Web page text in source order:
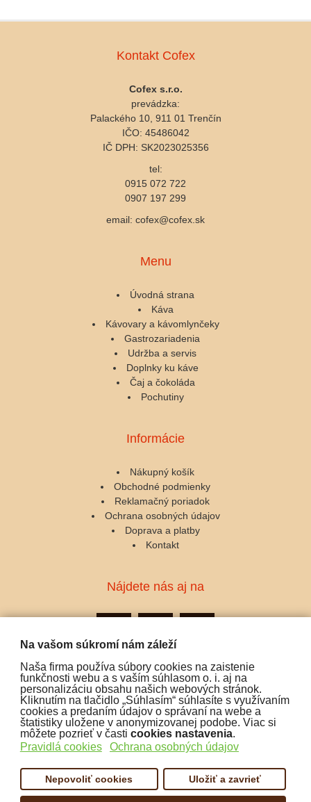
Na vašom súkromí nám záleží
Naša firma používa súbory cookies na zaistenie
funkčnosti webu a s vaším súhlasom o. i. aj na
personalizáciu obsahu našich webových stránok.
Kliknutím na tlačidlo „Súhlasím“ súhlasíte s využívaním
cookies a predaním údajov o správaní na webe a
štatistiky uložene v anonymizovanej podobe. Viac si
môžete pozrieť v časti cookies nastavenia.
Pravidlá cookies
Ochrana osobných údajov
Nepovoliť cookies Uložiť a zavrieť
Kontakt Cofex
Cofex s.r.o.
prevádzka:
Palackého 10, 911 01 Trenčín
IČO: 45486042
IČ DPH: SK2023025356
tel:
0915 072 722
0907 197 299
email: cofex@cofex.sk
Menu
Úvodná strana
Káva
Kávovary a kávomlynčeky
Gastrozariadenia
Udržba a servis
Doplnky ku káve
Čaj a čokoláda
Pochutiny
Informácie
Nákupný košík
Obchodné podmienky
Reklamačný poriadok
Ochrana osobných údajov
Doprava a platby
Kontakt
Nájdete nás aj na
Podporujeme platby: